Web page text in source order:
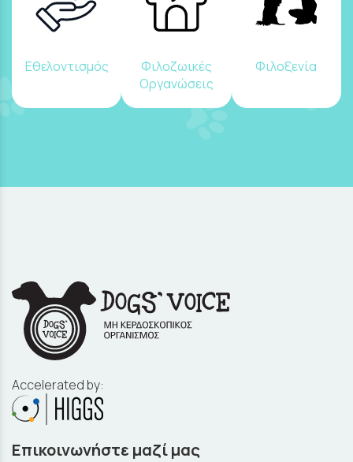
Εθελοντισμός
Φιλοζωικές
Οργανώσεις
Φιλοξενία
Accelerated by:
Επικοινωνήστε μαζί μας